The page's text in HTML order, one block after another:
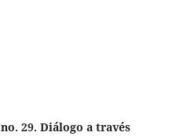
no. 29. Diálogo a través